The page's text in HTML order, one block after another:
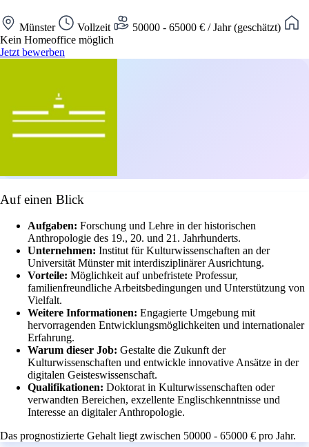
Münster Vollzeit
50000 - 65000 € / Jahr (geschätzt)
Kein Homeoffice möglich
Jetzt bewerben
Auf einen Blick
Aufgaben: Forschung und Lehre in der historischen
Anthropologie des 19., 20. und 21. Jahrhunderts.
Unternehmen: Institut für Kulturwissenschaften an der
Universität Münster mit interdisziplinärer Ausrichtung.
Vorteile: Möglichkeit auf unbefristete Professur,
familienfreundliche Arbeitsbedingungen und Unterstützung von
Vielfalt.
Weitere Informationen: Engagierte Umgebung mit
hervorragenden Entwicklungsmöglichkeiten und internationaler
Erfahrung.
Warum dieser Job: Gestalte die Zukunft der
Kulturwissenschaften und entwickle innovative Ansätze in der
digitalen Geisteswissenschaft.
Qualifikationen: Doktorat in Kulturwissenschaften oder
verwandten Bereichen, exzellente Englischkenntnisse und
Interesse an digitaler Anthropologie.
Das prognostizierte Gehalt liegt zwischen 50000 - 65000 € pro Jahr.